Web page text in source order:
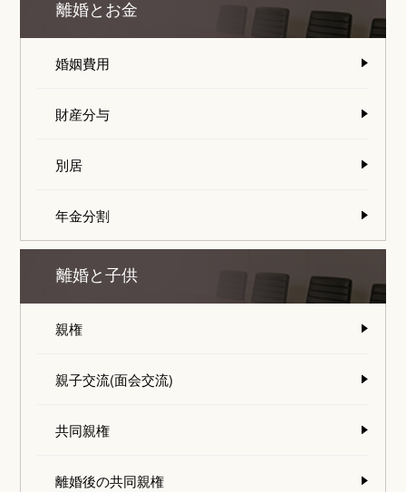
離婚とお金
婚姻費用
財産分与
別居
年金分割
離婚と子供
親権
親子交流(面会交流)
共同親権
離婚後の共同親権